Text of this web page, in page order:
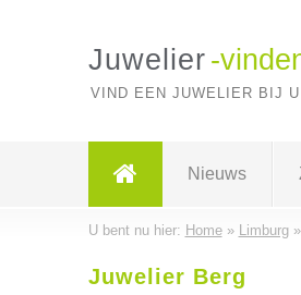
Juwelier -
VIND EEN JUWELIER BIJ
Nieuws
U bent nu hier: Home» Limburg»
Juwelier Berg